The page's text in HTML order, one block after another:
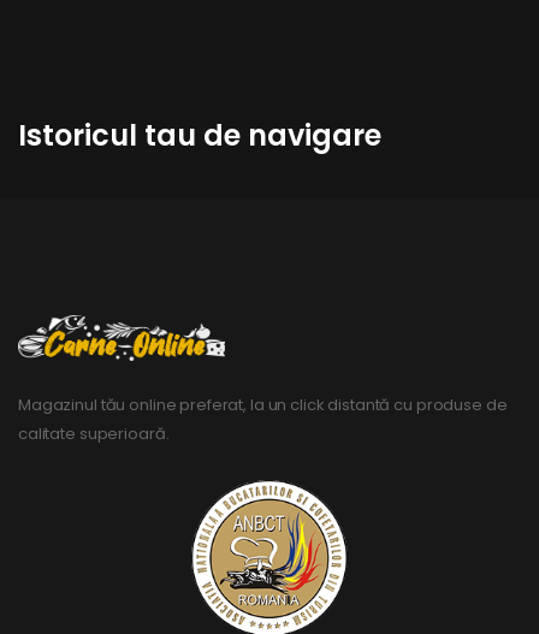
Istoricul tau de navigare
Magazinul tău online preferat, la un click distantă cu produse de
calitate superioară.